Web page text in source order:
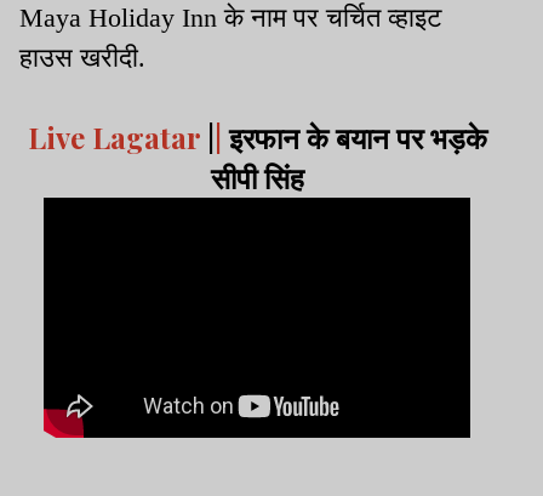
Maya Holiday Inn के नाम पर चर्चित व्हाइट
हाउस खरीदी.
Live Lagatar |इरफान के बयान पर भड़के
सीपी सिंह